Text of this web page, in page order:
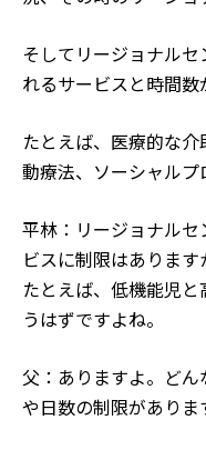
そしてリージョナル
れるサービスと時間数
たとえば、医療的な
動療法、ソーシャルプ
平林：リージョナル
ビスに制限はありま
たとえば、低機能児
うはずですよね。
父：ありますよ。ど
や日数の制限がありま